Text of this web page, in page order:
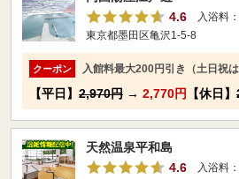
4.6
入浴料：
東京都墨田区亀沢1-5-8
クーポン 入館料最大200円引き（土日祝
【平日】 2,970円 → 2,770円 【休日】
天然温泉平和島
4.6
入浴料：